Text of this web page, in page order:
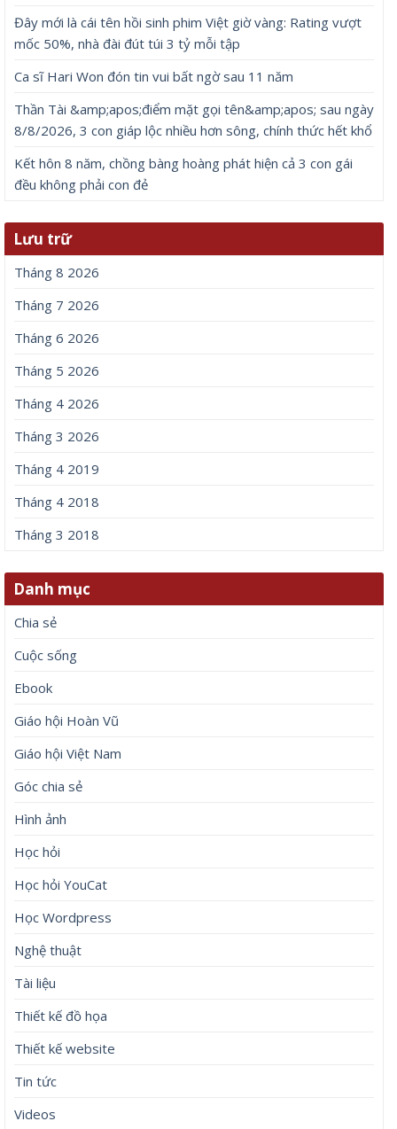
Đây mới là cái tên hồi sinh phim Việt giờ vàng: Rating vượt
mốc 50%, nhà đài đút túi 3 tỷ mỗi tập
Ca sĩ Hari Won đón tin vui bất ngờ sau 11 năm
Thần Tài &amp;apos;điểm mặt gọi tên&amp;apos; sau ngày
8/8/2026, 3 con giáp lộc nhiều hơn sông, chính thức hết khổ
Kết hôn 8 năm, chồng bàng hoàng phát hiện cả 3 con gái
đều không phải con đẻ
Lưu trữ
Tháng 8 2026
Tháng 7 2026
Tháng 6 2026
Tháng 5 2026
Tháng 4 2026
Tháng 3 2026
Tháng 4 2019
Tháng 4 2018
Tháng 3 2018
Danh mục
Chia sẻ
Cuộc sống
Ebook
Giáo hội Hoàn Vũ
Giáo hội Việt Nam
Góc chia sẻ
Hình ảnh
Học hỏi
Học hỏi YouCat
Học Wordpress
Nghệ thuật
Tài liệu
Thiết kế đồ họa
Thiết kế website
Tin tức
Videos